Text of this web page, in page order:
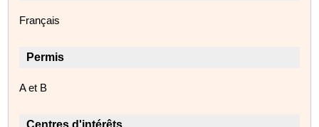
Français
Permis
A et B
Centres d'intérêts